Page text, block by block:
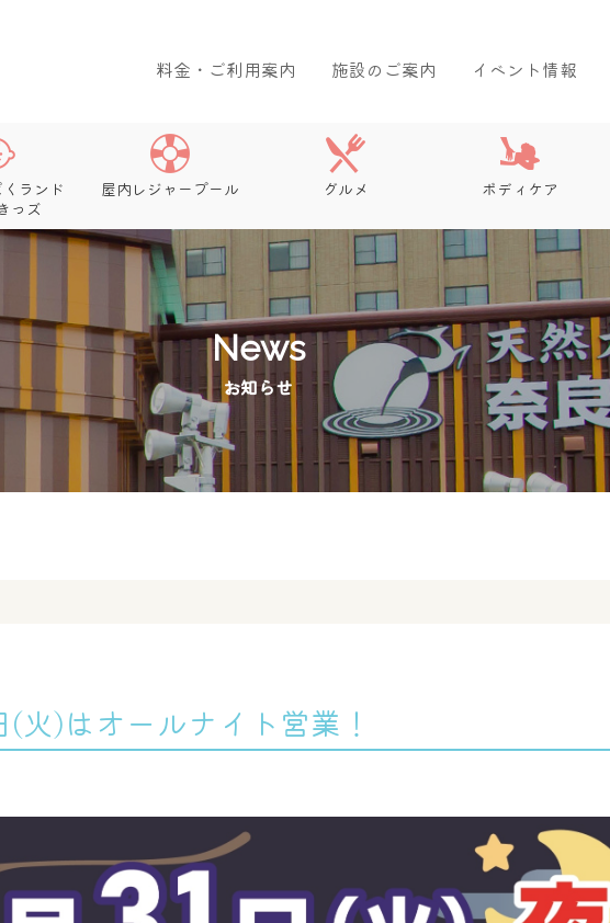
料金・ご利用案内 施設のご案内 イベント情報
ランド
っズ
屋内レジャープール グルメ ボディケア
News
お知らせ
)はオールナイト営業！